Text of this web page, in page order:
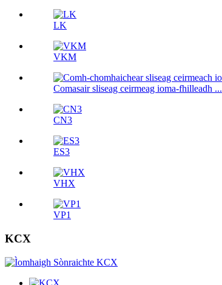
LK
VKM
Comasair sliseag ceirmeag ioma-fhilleadh ...
CN3
ES3
VHX
VP1
KCX